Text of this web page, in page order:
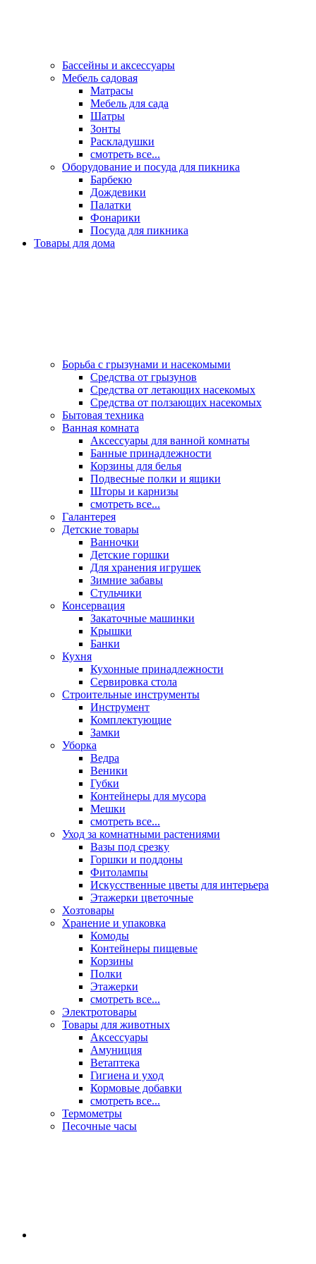
Бассейны и аксессуары
Мебель садовая
Матрасы
Мебель для сада
Шатры
Зонты
Раскладушки
смотреть все...
Оборудование и посуда для пикника
Барбекю
Дождевики
Палатки
Фонарики
Посуда для пикника
Товары для дома
Борьба с грызунами и насекомыми
Средства от грызунов
Средства от летающих насекомых
Средства от ползающих насекомых
Бытовая техника
Ванная комната
Аксессуары для ванной комнаты
Банные принадлежности
Корзины для белья
Подвесные полки и ящики
Шторы и карнизы
смотреть все...
Галантерея
Детские товары
Ванночки
Детские горшки
Для хранения игрушек
Зимние забавы
Стульчики
Консервация
Закаточные машинки
Крышки
Банки
Кухня
Кухонные принадлежности
Сервировка стола
Строительные инструменты
Инструмент
Комплектующие
Замки
Уборка
Ведра
Веники
Губки
Контейнеры для мусора
Мешки
смотреть все...
Уход за комнатными растениями
Вазы под срезку
Горшки и поддоны
Фитолампы
Искусственные цветы для интерьера
Этажерки цветочные
Хозтовары
Хранение и упаковка
Комоды
Контейнеры пищевые
Корзины
Полки
Этажерки
смотреть все...
Электротовары
Товары для животных
Аксессуары
Амуниция
Ветаптека
Гигиена и уход
Кормовые добавки
смотреть все...
Термометры
Песочные часы